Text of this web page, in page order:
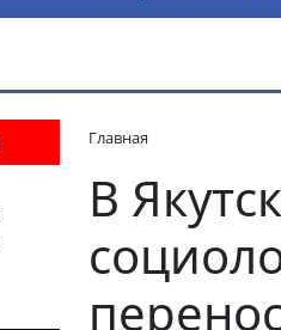
Главная
В